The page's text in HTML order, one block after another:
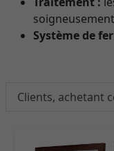
Système de
Clients, achetant